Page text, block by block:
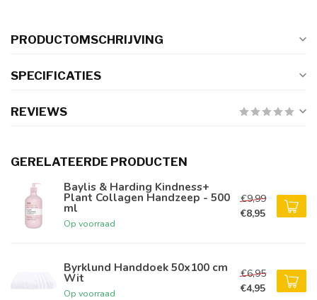
PRODUCTOMSCHRIJVING
SPECIFICATIES
REVIEWS
GERELATEERDE PRODUCTEN
Baylis & Harding Kindness+
Plant Collagen Handzeep - 500
ml
Op voorraad
€9,99
€8,95
Byrklund Handdoek 50x100 cm
Wit
Op voorraad
€6,95
€4,95